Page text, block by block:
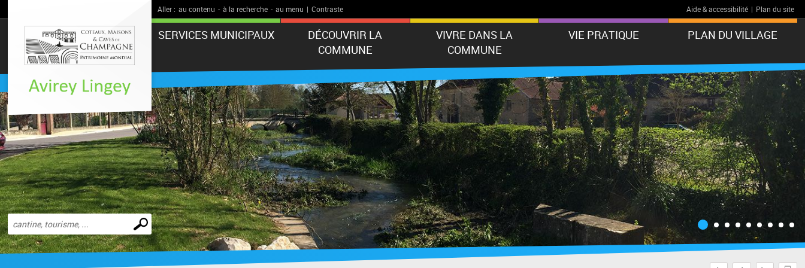
Aller : au contenu - à la recherche - au menu | Contraste Aide & accessibilité | Plan du site
SERVICES MUNICIPAUX
DÉCOUVRIR LA
COMMUNE
VIVRE DANS LA
COMMUNE
VIE PRATIQUE PLAN DU VILLAGE
Effectuer
une
recherche